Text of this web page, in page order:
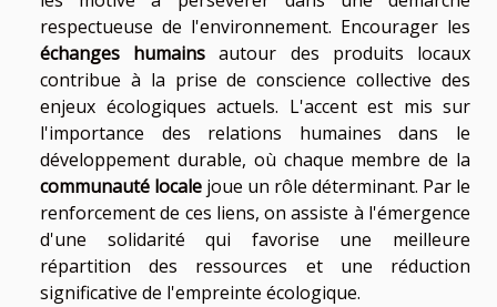
respectueuse de l'environnement. Encourager les
échanges humains autour des produits locaux
contribue à la prise de conscience collective des
enjeux écologiques actuels. L'accent est mis sur
l'importance des relations humaines dans le
développement durable, où chaque membre de la
communauté locale joue un rôle déterminant. Par le
renforcement de ces liens, on assiste à l'émergence
d'une solidarité qui favorise une meilleure
répartition des ressources et une réduction
significative de l'empreinte écologique.